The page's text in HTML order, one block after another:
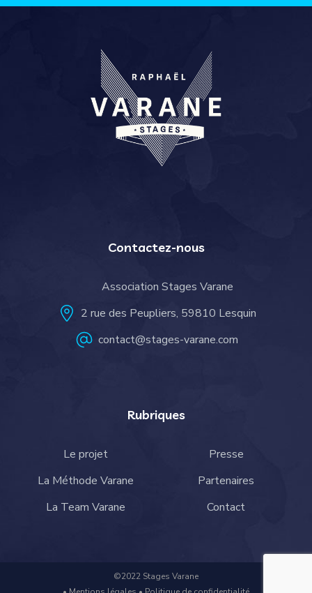
Contactez-nous
Association Stages Varane
2 rue des Peupliers, 59810 Lesquin
contact@stages-varane.com
Rubriques
Le projet
La Méthode Varane
La Team Varane
Presse
Partenaires
Contact
©2022 Stages Varane